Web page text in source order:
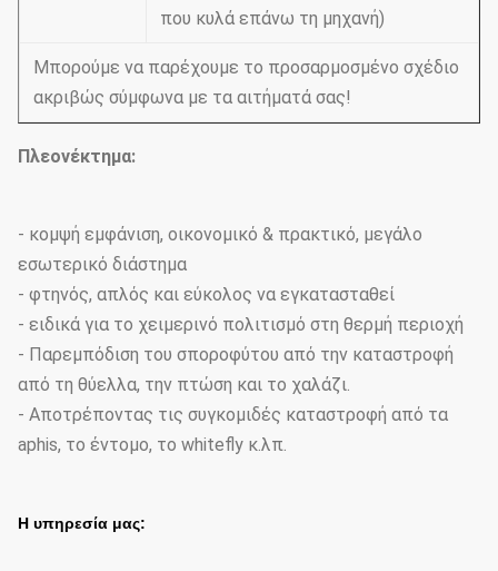
που κυλά επάνω τη μηχανή)
Μπορούμε να παρέχουμε το προσαρμοσμένο σχέδιο
ακριβώς σύμφωνα με τα αιτήματά σας!
Πλεονέκτημα:
- κομψή εμφάνιση, οικονομικό & πρακτικό, μεγάλο
εσωτερικό διάστημα
- φτηνός, απλός και εύκολος να εγκατασταθεί
- ειδικά για το χειμερινό πολιτισμό στη θερμή περιοχή
- Παρεμπόδιση του σποροφύτου από την καταστροφή
από τη θύελλα, την πτώση και το χαλάζι.
- Αποτρέποντας τις συγκομιδές καταστροφή από τα
aphis, το έντομο, το whitefly κ.λπ.
Η υπηρεσία μας: